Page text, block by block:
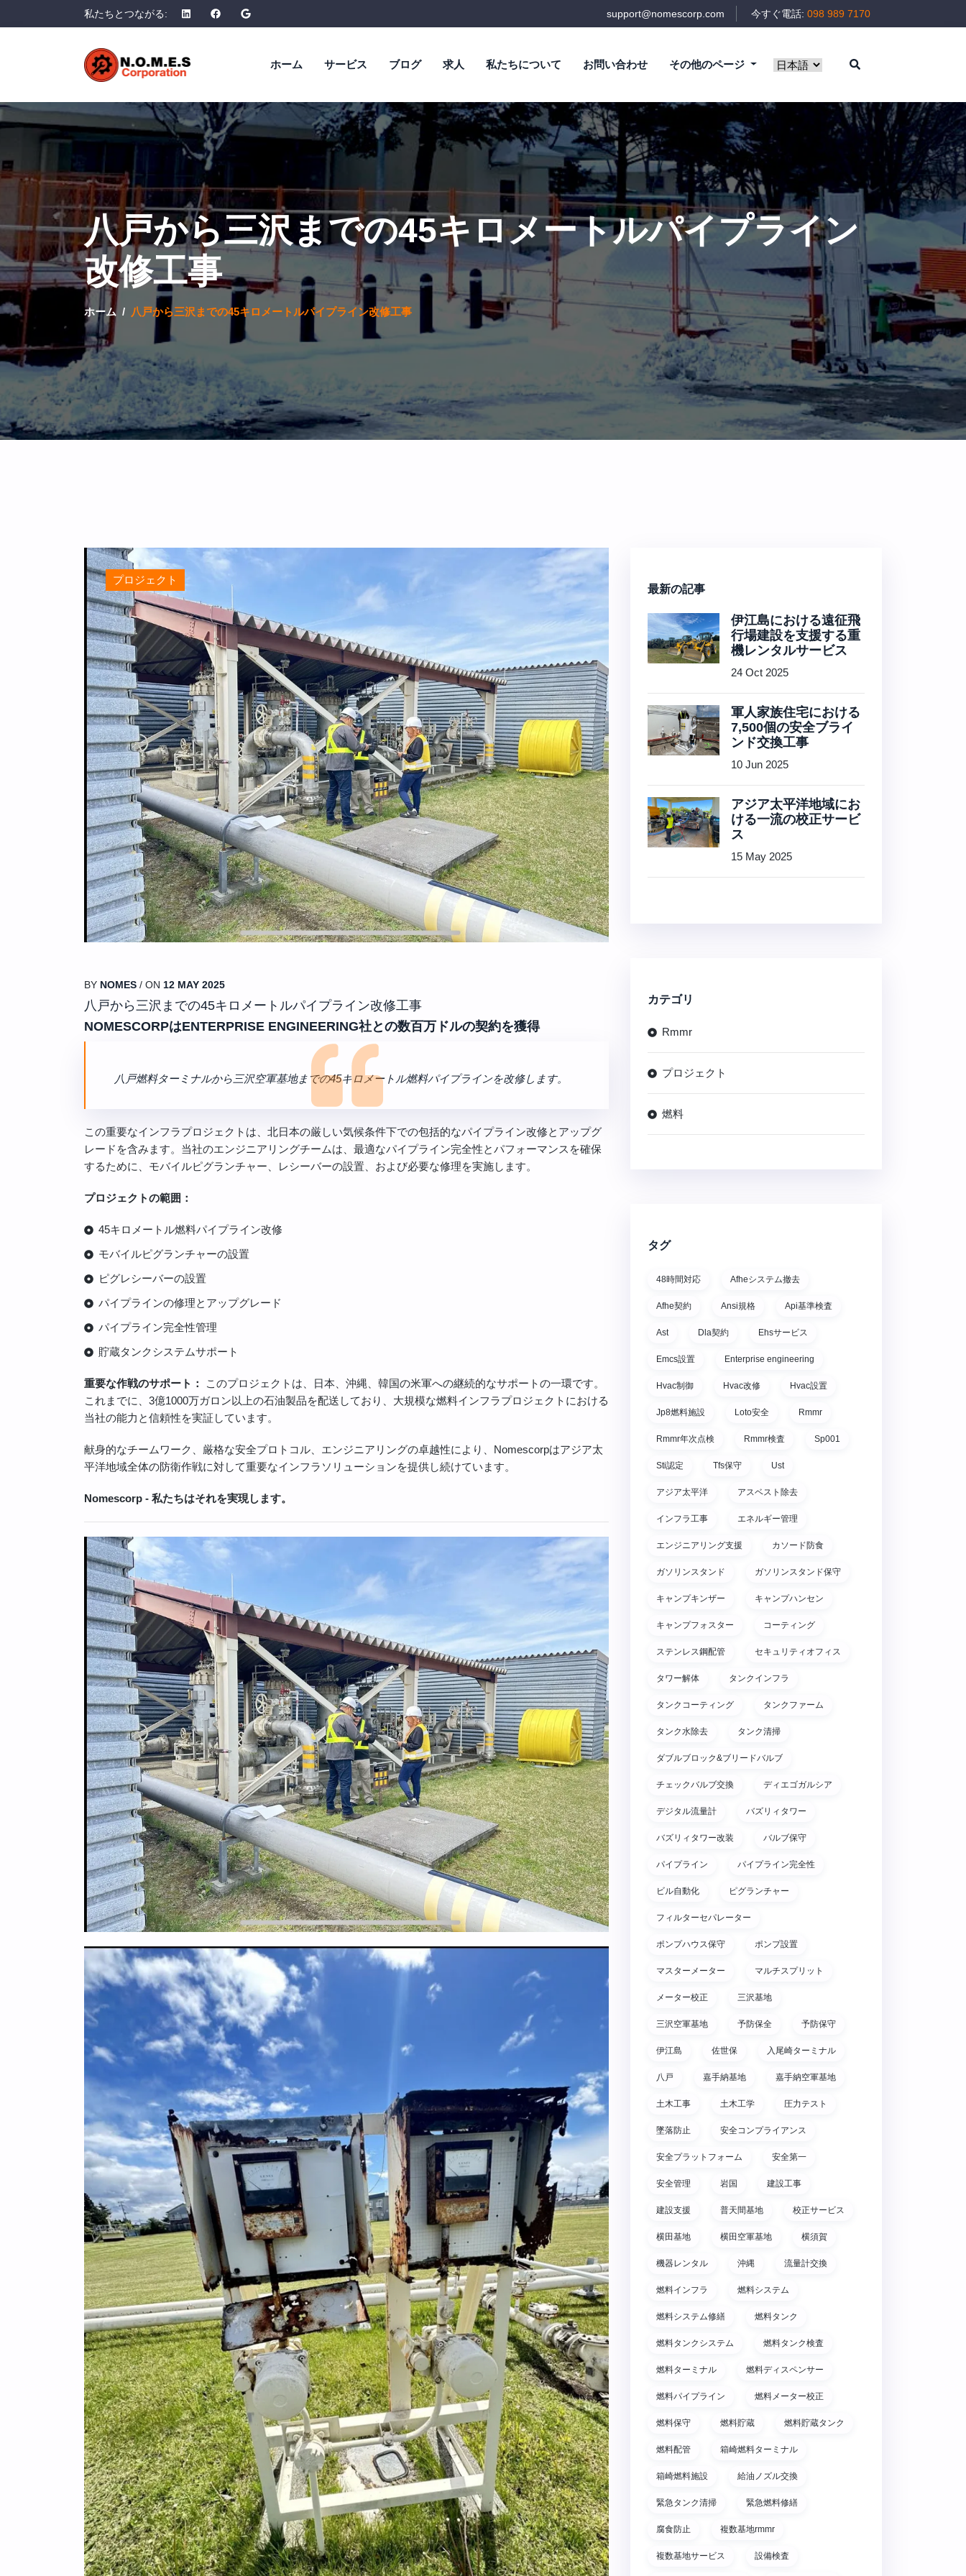
私たちとつながる: support@nomescorp.com 今すぐ電話: 098 989 7170
ホーム サービス ブログ 求人 私たちについて お問い合わせ その他のページ
八戸から三沢までの45キロメートルパイプライン
改修工事
ホーム 八戸から三沢までの45キロメートルパイプライン改修工事
プロジェクト
BY NOMES / ON 12 MAY 2025
八戸から三沢までの45キロメートルパイプライン改修工事
NOMESCORPはENTERPRISE ENGINEERING社との数百万ドルの契約を獲得
八戸燃料ターミナルから三沢空軍基地までの45キロメートル燃料パイプラインを改修します。
この重要なインフラプロジェクトは、北日本の厳しい気候条件下での包括的なパイプライン改修とアップグ
レードを含みます。当社のエンジニアリングチームは、最適なパイプライン完全性とパフォーマンスを確保
するために、モバイルピグランチャー、レシーバーの設置、および必要な修理を実施します。
プロジェクトの範囲：
45キロメートル燃料パイプライン改修
モバイルピグランチャーの設置
ピグレシーバーの設置
パイプラインの修理とアップグレード
パイプライン完全性管理
貯蔵タンクシステムサポート
重要な作戦のサポート：
このプロジェクトは、日本、沖縄、韓国の米軍への継続的なサポートの一環です。
これまでに、3億1000万ガロン以上の石油製品を配送しており、大規模な燃料インフラプロジェクトにおける
当社の能力と信頼性を実証しています。
献身的なチームワーク、厳格な安全プロトコル、エンジニアリングの卓越性により、Nomescorpはアジア太
平洋地域全体の防衛作戦に対して重要なインフラソリューションを提供し続けています。
Nomescorp - 私たちはそれを実現します。
最新の記事
伊江島における遠征飛
行場建設を支援する重
機レンタルサービス
24 Oct 2025
軍人家族住宅における
7,500個の安全ブライ
ンド交換工事
10 Jun 2025
アジア太平洋地域にお
ける一流の校正サービ
ス
15 May 2025
カテゴリ
Rmmr
プロジェクト
燃料
タグ
48時間対応 Afheシステム撤去
Afhe契約 Ansi規格 Api基準検査
Ast Dla契約 Ehsサービス
Emcs設置 Enterprise engineering
Hvac制御 Hvac改修 Hvac設置
Jp8燃料施設 Loto安全 Rmmr
Rmmr年次点検 Rmmr検査 Sp001
Sti認定 Tfs保守 Ust
アジア太平洋 アスベスト除去
インフラ工事 エネルギー管理
エンジニアリング支援 カソード防食
ガソリンスタンド ガソリンスタンド保守
キャンプキンザー キャンプハンセン
キャンプフォスター コーティング
ステンレス鋼配管 セキュリティオフィス
タワー解体 タンクインフラ
タンクコーティング タンクファーム
タンク水除去 タンク清掃
ダブルブロック&ブリードバルブ
チェックバルブ交換 ディエゴガルシア
デジタル流量計 バズリィタワー
バズリィタワー改装 バルブ保守
パイプライン パイプライン完全性
ビル自動化 ピグランチャー
フィルターセパレーター
ポンプハウス保守 ポンプ設置
マスターメーター マルチスプリット
メーター校正 三沢基地
三沢空軍基地 予防保全 予防保守
伊江島 佐世保 入尾崎ターミナル
八戸 嘉手納基地 嘉手納空軍基地
土木工事 土木工学 圧力テスト
墜落防止 安全コンプライアンス
安全プラットフォーム 安全第一
安全管理 岩国 建設工事
建設支援 普天間基地 校正サービス
横田基地 横田空軍基地 横須賀
機器レンタル 沖縄 流量計交換
燃料インフラ 燃料システム
燃料システム修繕 燃料タンク
燃料タンクシステム 燃料タンク検査
燃料ターミナル 燃料ディスペンサー
燃料パイプライン 燃料メーター校正
燃料保守 燃料貯蔵 燃料貯蔵タンク
燃料配管 箱崎燃料ターミナル
箱崎燃料施設 給油ノズル交換
緊急タンク清掃 緊急燃料修繕
腐食防止 複数基地rmmr
複数基地サービス 設備検査